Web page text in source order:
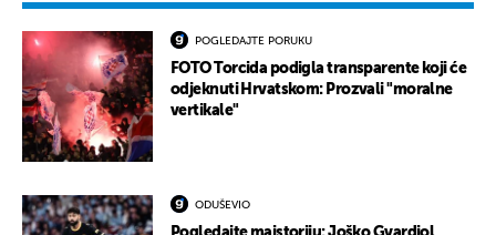
POGLEDAJTE PORUKU
FOTO Torcida podigla transparente koji će
odjeknuti Hrvatskom: Prozvali "moralne
vertikale"
ODUŠEVIO